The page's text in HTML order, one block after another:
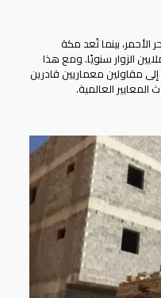
الأحمر، بينما تُعد مكة
الزوار سنويًا. ومع هذا
إلى مقاولين معماريين قادرين
العالمية.